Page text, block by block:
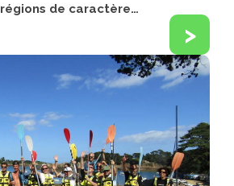
régions de caractère…
>